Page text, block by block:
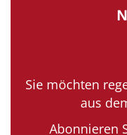
Sie möchten
aus
Abonnieren